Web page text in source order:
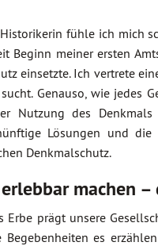
fühle ich mich
Beginn meiner ersten
einsetzte. Ich vertrete
Genauso, wie jedes
Nutzung des
Lösungen und
Denkmalschutz.
machen
Erbe prägt unsere
Begebenheiten es